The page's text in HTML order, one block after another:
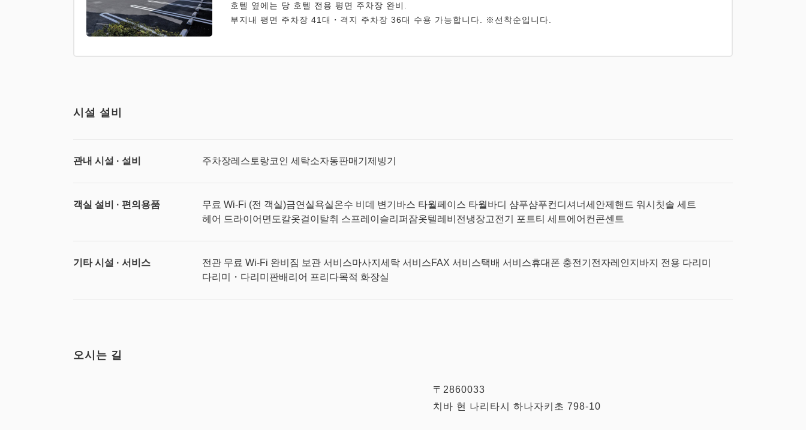
호텔 옆에는 당 호텔 전용 평면 주차장 완비.
부지내 평면 주차장 41대・격지 주차장 36대 수용 가능합니다. ※선착순입니다.
시설 설비
관내 시설 · 설비 주차장레스토랑코인 세탁소자동판매기 제빙기
객실 설비 · 편의용품 무료 Wi-Fi (전 객실)금연실욕실온수 비데 변기 바스 타월페이스 타월바디 샴푸샴푸컨디셔너세안제 핸드 워시 칫솔 세트
헤어 드라이어 면도칼옷걸이 탈취 스프레이 슬리퍼 잠옷텔레비전 냉장고전기 포트티 세트에어컨 콘센트
기타 시설 · 서비스 전관 무료 Wi-Fi 완비 짐 보관 서비스마사지 세탁 서비스FAX 서비스택배 서비스휴대폰 충전기 전자레인지 바지 전용 다리미
다리미・다리미판배리어 프리 다목적 화장실
오시는 길
〒2860033
치바 현 나리타시 하나자키초 798-10